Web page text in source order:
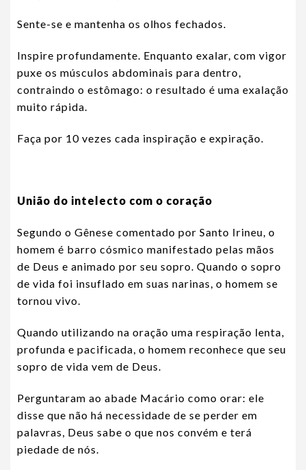
Sente-se e mantenha os olhos fechados.
Inspire profundamente. Enquanto exalar, com vigor
puxe os músculos abdominais para dentro,
contraindo o estômago: o resultado é uma exalação
muito rápida.
Faça por 10 vezes cada inspiração e expiração.
União do intelecto com o coração
Segundo o Gênese comentado por Santo Irineu, o
homem é barro cósmico manifestado pelas mãos
de Deus e animado por seu sopro. Quando o sopro
de vida foi insuflado em suas narinas, o homem se
tornou vivo.
Quando utilizando na oração uma respiração lenta,
profunda e pacificada, o homem reconhece que seu
sopro de vida vem de Deus.
Perguntaram ao abade Macário como orar: ele
disse que não há necessidade de se perder em
palavras, Deus sabe o que nos convém e terá
piedade de nós.